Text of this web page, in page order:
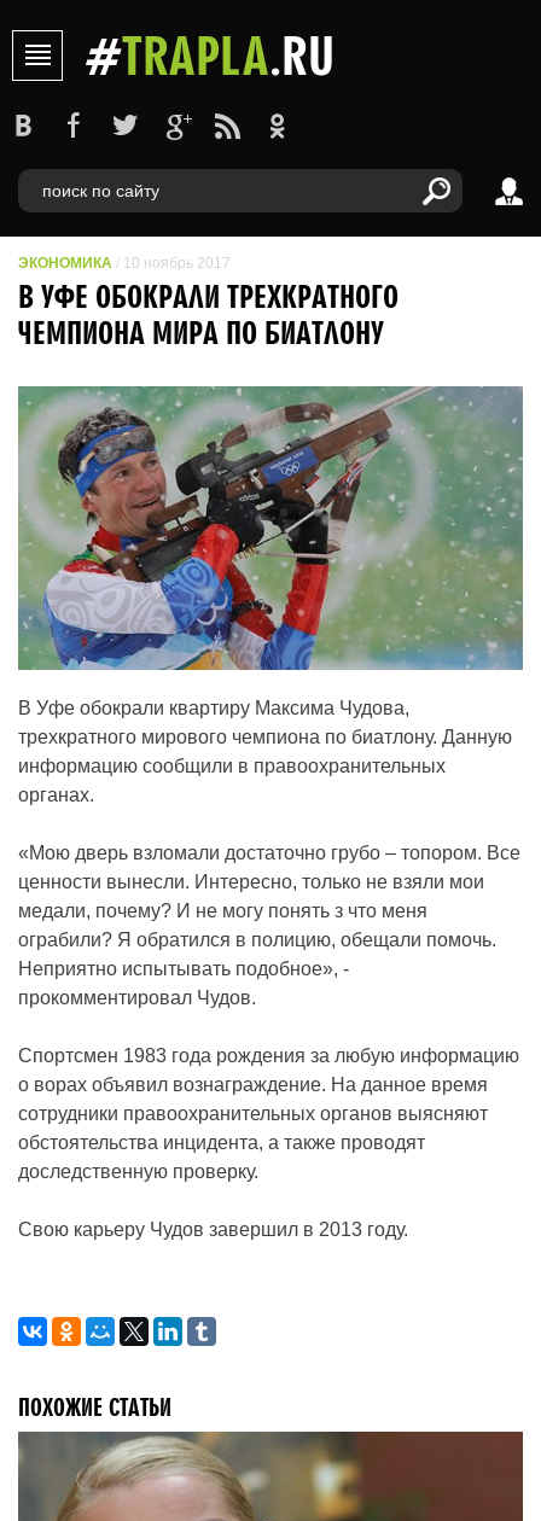
#TRAPLA.RU
ЭКОНОМИКА / 10 ноябрь 2017
В УФЕ ОБОКРАЛИ ТРЕХКРАТНОГО
ЧЕМПИОНА МИРА ПО БИАТЛОНУ
В Уфе обокрали квартиру Максима Чудова,
трехкратного мирового чемпиона по биатлону. Данную
информацию сообщили в правоохранительных
органах.
«Мою дверь взломали достаточно грубо – топором. Все
ценности вынесли. Интересно, только не взяли мои
медали, почему? И не могу понять з что меня
ограбили? Я обратился в полицию, обещали помочь.
Неприятно испытывать подобное», -
прокомментировал Чудов.
Спортсмен 1983 года рождения за любую информацию
о ворах объявил вознаграждение. На данное время
сотрудники правоохранительных органов выясняют
обстоятельства инцидента, а также проводят
доследственную проверку.
Свою карьеру Чудов завершил в 2013 году.
ПОХОЖИЕ СТАТЬИ